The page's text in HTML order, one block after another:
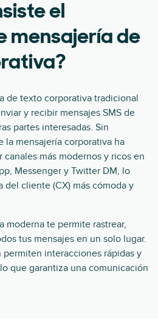
el
mensajería de
de texto corporativa tradicional
y recibir mensajes SMS de
partes interesadas. Sin
la mensajería corporativa ha
más modernos y ricos en
Messenger y Twitter DM, lo
del cliente (CX) más cómoda y
moderna te permite rastrear,
tus mensajes en un solo lugar.
permiten interacciones rápidas y
que garantiza una comunicación